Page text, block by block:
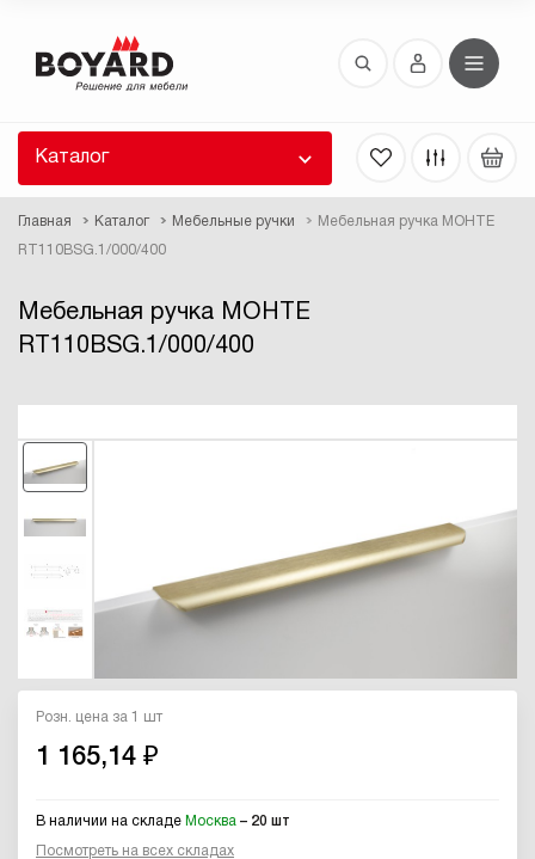
Каталог
Главная Каталог Мебельные ручки Мебельная ручка МОНТЕ
RT110BSG.1/000/400
Мебельная ручка МОНТЕ
RT110BSG.1/000/400
Розн. цена за 1 шт
1 165,14 ₽
В наличии на складе Москва – 20 шт
Посмотреть на всех складах
Восстановление пароля
высланы вам по E-Mail.
ссылку для восстановления